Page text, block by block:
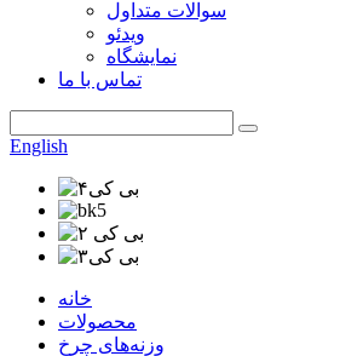
سوالات متداول
ویدئو
نمایشگاه
تماس با ما
English
خانه
محصولات
وزنه‌های چرخ